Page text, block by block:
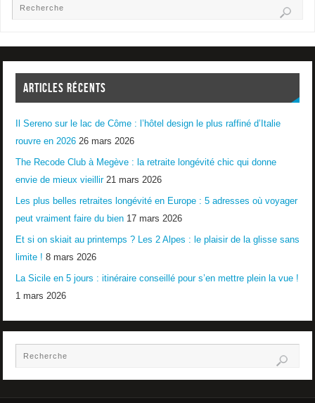
ARTICLES RÉCENTS
Il Sereno sur le lac de Côme : l’hôtel design le plus raffiné d’Italie
rouvre en 2026 26 mars 2026
The Recode Club à Megève : la retraite longévité chic qui donne
envie de mieux vieillir 21 mars 2026
Les plus belles retraites longévité en Europe : 5 adresses où voyager
peut vraiment faire du bien 17 mars 2026
Et si on skiait au printemps ? Les 2 Alpes : le plaisir de la glisse sans
limite ! 8 mars 2026
La Sicile en 5 jours : itinéraire conseillé pour s’en mettre plein la vue !
1 mars 2026